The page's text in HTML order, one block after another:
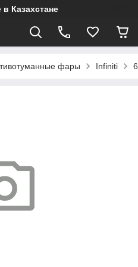
Казахстане
фары Infiniti